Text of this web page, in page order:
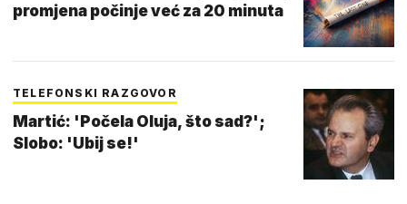
promjena počinje već za 20 minuta
TELEFONSKI RAZGOVOR
Martić: 'Počela Oluja, što sad?';
Slobo: 'Ubij se!'